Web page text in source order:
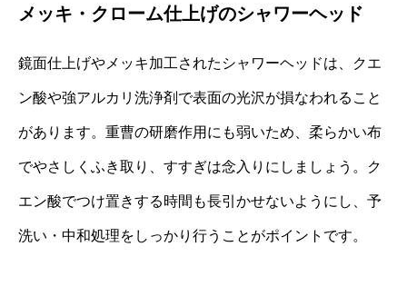
メッキ・クローム仕上げのシャワーヘッド
鏡面仕上げやメッキ加工されたシャワーヘッドは、クエ
ン酸や強アルカリ洗浄剤で表面の光沢が損なわれること
があります。重曹の研磨作用にも弱いため、柔らかい布
でやさしくふき取り、すすぎは念入りにしましょう。ク
エン酸でつけ置きする時間も長引かせないようにし、予
洗い・中和処理をしっかり行うことがポイントです。